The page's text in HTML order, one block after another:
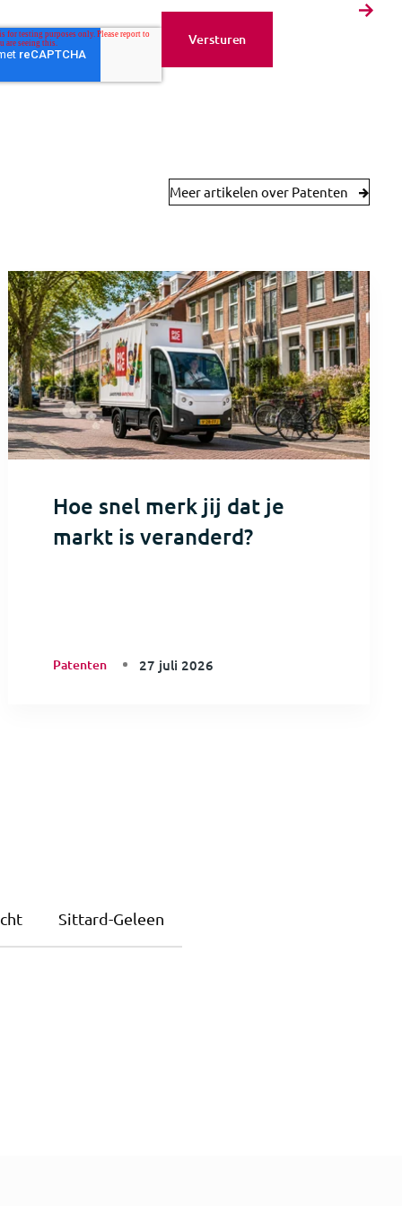
Meer artikelen over Patenten
Hoe snel merk jij dat je
markt is veranderd?
Patenten 27 juli 2026
Sittard-Geleen